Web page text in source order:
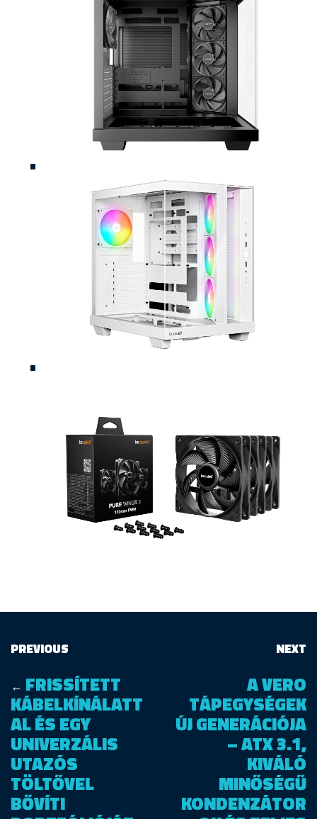
PREVIOUS
← FRISSÍTETT
KÁBELKÍNÁLATT
AL ÉS EGY
UNIVERZÁLIS
UTAZÓS
TÖLTŐVEL
BŐVÍTI
NEXT
A VERO
TÁPEGYSÉGEK
ÚJ GENERÁCIÓJA
– ATX 3.1,
KIVÁLÓ
MINŐSÉGŰ
KONDENZÁTOR